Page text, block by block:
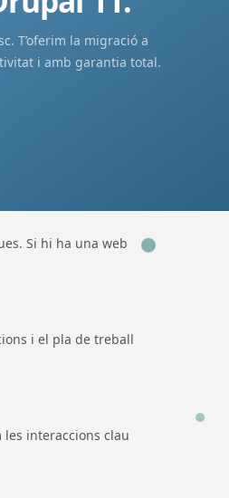
T’oferim la migració a
i amb garantia total.
Si hi ha una web
i el pla de treball
les interaccions clau